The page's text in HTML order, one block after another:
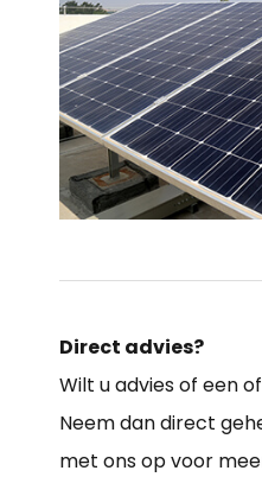
Direct advies?
Wilt u advies of een
Neem dan direct
met ons op voor